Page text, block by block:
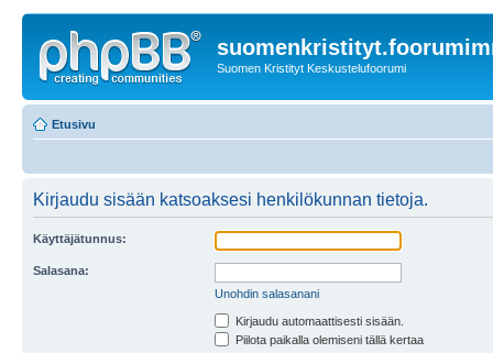
Suomen Kristityt Keskustelufoorumi
Etusivu
Kirjaudu sisään katsoaksesi henkilökunnan tietoja.
Käyttäjätunnus:
Salasana:
Unohdin salasanani
Kirjaudu automaattisesti sisään.
Piilota paikalla olemiseni tällä kertaa